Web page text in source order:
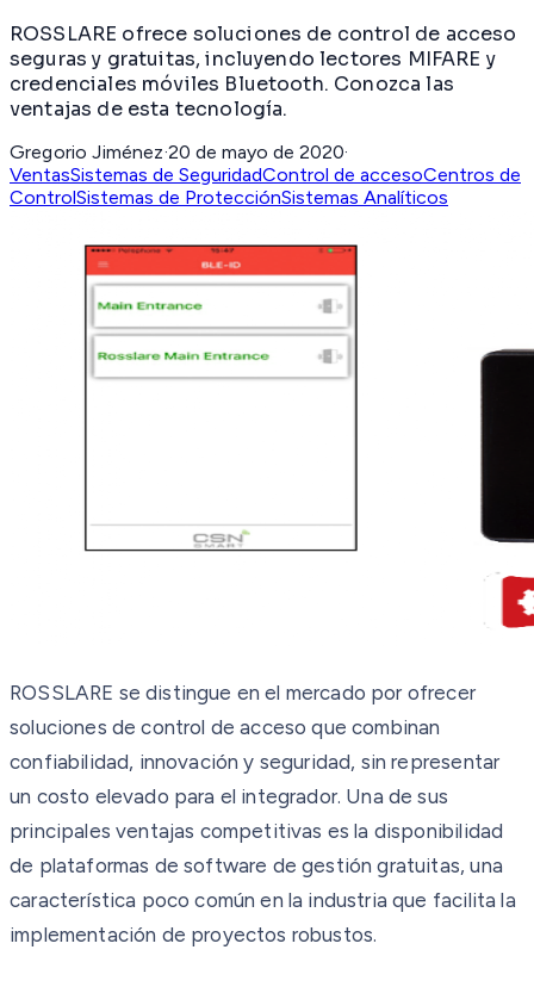
ROSSLARE ofrece soluciones de control de acceso
seguras y gratuitas, incluyendo lectores MIFARE y
credenciales móviles Bluetooth. Conozca las
ventajas de esta tecnología.
Gregorio Jiménez·20 de mayo de 2020·
VentasSistemas de SeguridadControl de accesoCentros de
ControlSistemas de ProtecciónSistemas Analíticos
ROSSLARE se distingue en el mercado por ofrecer
soluciones de control de acceso que combinan
confiabilidad, innovación y seguridad, sin representar
un costo elevado para el integrador. Una de sus
principales ventajas competitivas es la disponibilidad
de plataformas de software de gestión gratuitas, una
característica poco común en la industria que facilita la
implementación de proyectos robustos.